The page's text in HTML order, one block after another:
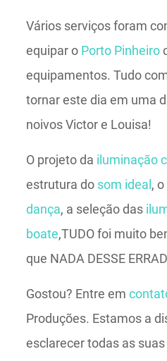
Vários serviços foram
equipar o Porto Pinheiro
equipamentos. Tudo
tornar este dia em uma
noivos Victor e Louisa!
O projeto da iluminação
estrutura do som ideal ,
dança, a seleção das
boate,TUDO foi muito
que NADA DESSE
Gostou? Entre em
Produções. Estamos a
esclarecer todas as